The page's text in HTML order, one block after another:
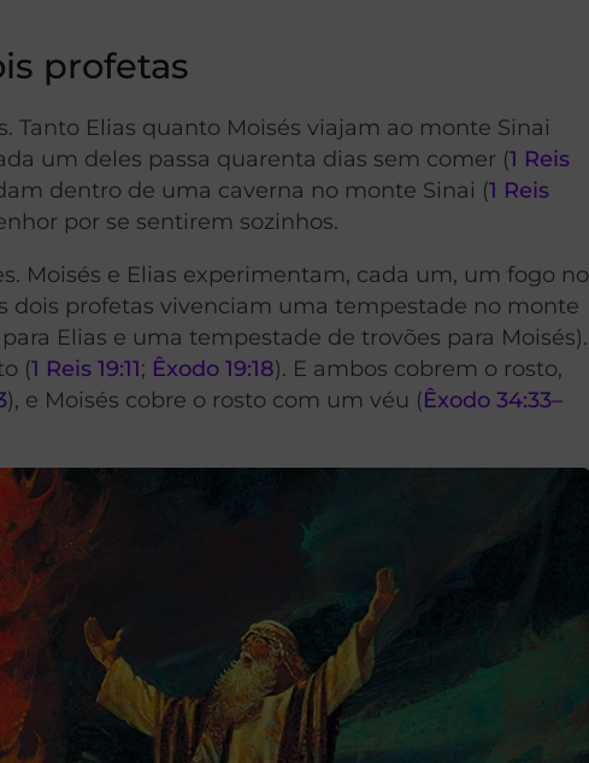
profetas
Tanto Elias quanto Moisés viajam ao monte Sinai
um deles passa quarenta dias sem comer (1 Reis
dentro de uma caverna no monte Sinai (1 Reis
por se sentirem sozinhos.
Moisés e Elias experimentam, cada um, um fogo no
dois profetas vivenciam uma tempestade no monte
Elias e uma tempestade de trovões para Moisés).
(1 Reis 19:11; Êxodo 19:18). E ambos cobrem o rosto,
), e Moisés cobre o rosto com um véu (Êxodo 34:33–